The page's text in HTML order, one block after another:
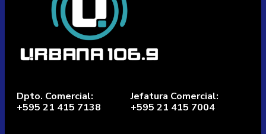
Dpto. Comercial:
+595 21 415 7138
Jefatura Comercial:
+595 21 415 7004